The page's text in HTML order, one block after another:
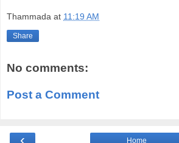
Thammada at 11:19 AM
Share
No comments:
Post a Comment
Home